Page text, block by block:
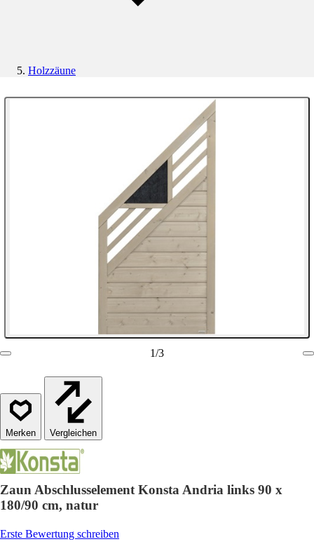
Holzzäune
1/3
Vergleichen
Zaun Abschlusselement Konsta Andria links 90 x
180/90 cm, natur
Erste Bewertung schreiben